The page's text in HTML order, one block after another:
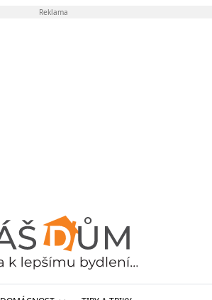
Reklama